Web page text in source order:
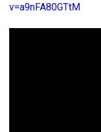
v=a9nFA80GTtM